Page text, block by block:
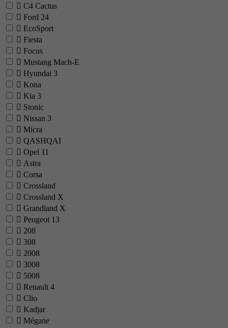
C4 Cactus
Ford 24
EcoSport
Fiesta
Focus
Mustang Mach-E
Hyundai 3
Kona
Kia 3
Stonic
Nissan 3
Micra
QASHQAI
Opel 11
Astra
Corsa
Crossland
Crossland X
Grandland X
Peugeot 13
208
308
2008
3008
5008
Renault 4
Clio
Kadjar
Mégane